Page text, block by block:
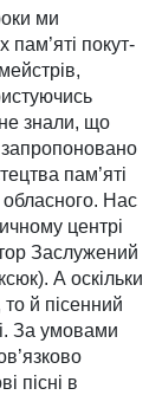
ми
пам’яті покут­
знали, що
па­м’яті
Нас
центрі
Заслужений
А оскільки
й пісенний
За умовами
пісні в